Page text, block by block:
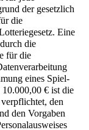
der gesetzlich
die
Eine
die
für die
eines Spiel-
10.000,00 € ist die
den
den Vorgaben